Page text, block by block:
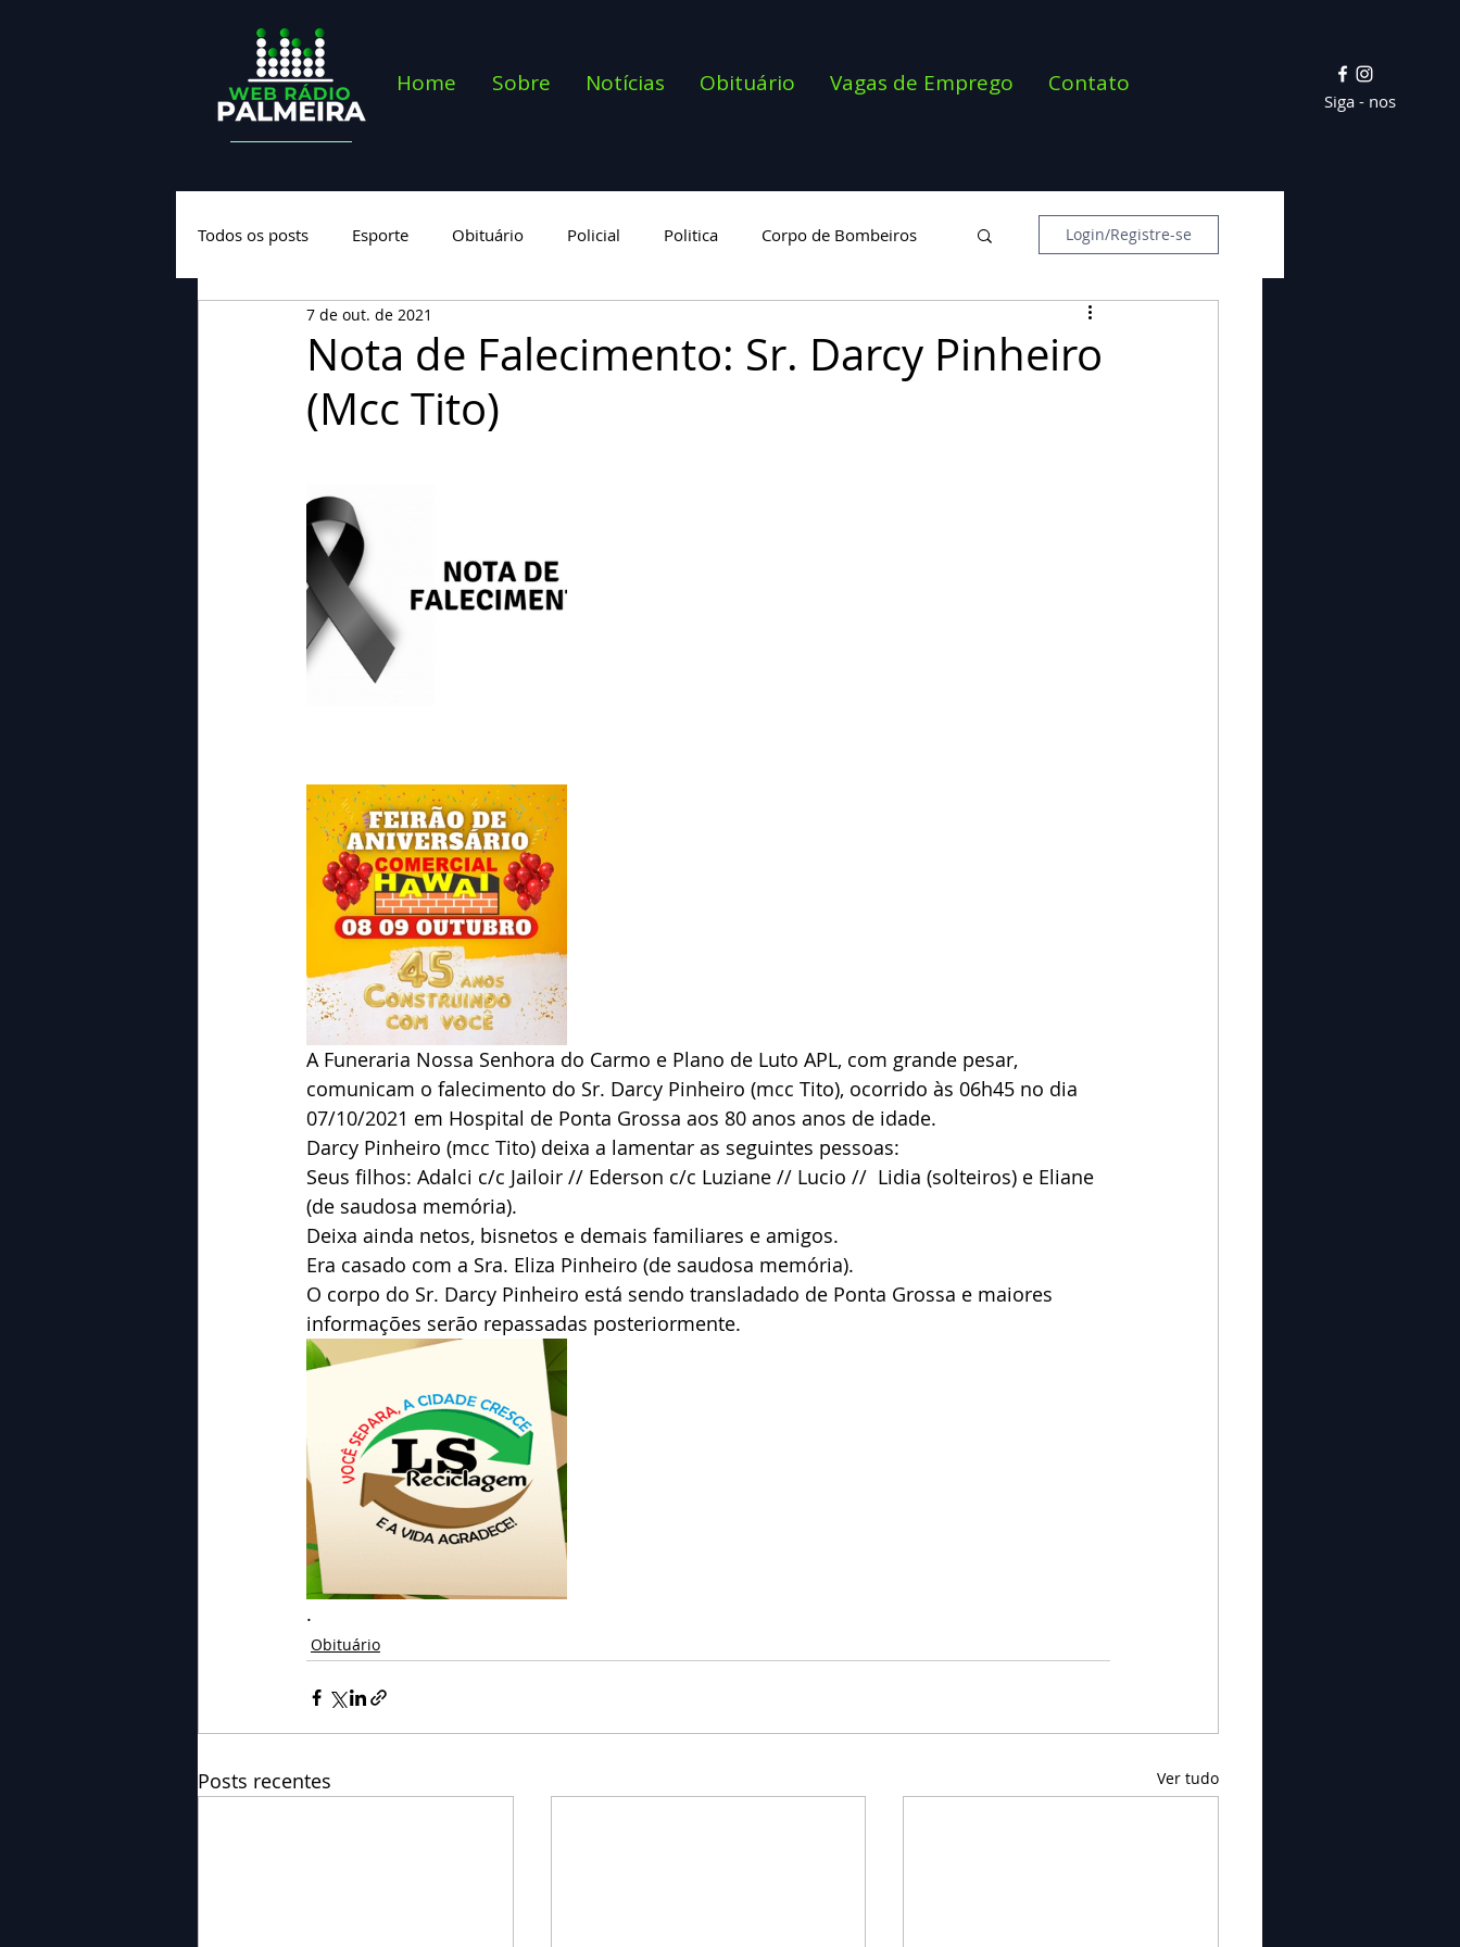
Home Sobre Notícias Obituário Vagas de Emprego Contato
Siga - nos
Todos os posts Esporte Obituário Policial Politica Corpo de Bombeiros
Geral Nova categoria
Login/Registre-se
Nota de Falecimento: Sr. Darcy Pinheiro
(Mcc Tito)
7 de out. de 2021
A Funeraria Nossa Senhora do Carmo e Plano de Luto APL, com grande pesar,
comunicam o falecimento do Sr. Darcy Pinheiro (mcc Tito), ocorrido às 06h45 no dia
07/10/2021 em Hospital de Ponta Grossa aos 80 anos anos de idade.
Darcy Pinheiro (mcc Tito) deixa a lamentar as seguintes pessoas:
Seus filhos: Adalci c/c Jailoir // Ederson c/c Luziane // Lucio //  Lidia (solteiros) e Eliane
(de saudosa memória).
Deixa ainda netos, bisnetos e demais familiares e amigos.
Era casado com a Sra. Eliza Pinheiro (de saudosa memória).
O corpo do Sr. Darcy Pinheiro está sendo transladado de Ponta Grossa e maiores
informações serão repassadas posteriormente.
.
Obituário
Posts recentes Ver tudo